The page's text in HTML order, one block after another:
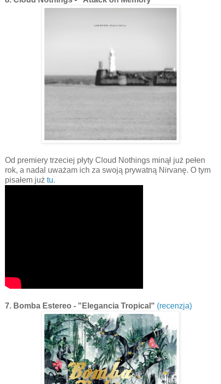
Od premiery trzeciej płyty Cloud Nothings minął już pełen
rok, a nadal uważam ich za swoją prywatną Nirvanę. O tym
pisałem już tu.
7. Bomba Estereo - "Elegancia Tropical" (recenzja)